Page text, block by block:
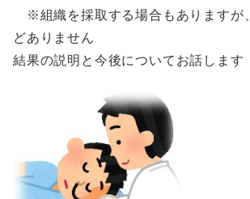
※組織を採取する場合もありますが
どありません
結果の説明と今後についてお話します